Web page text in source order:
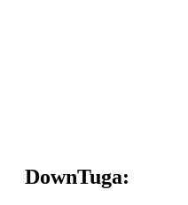
DownTuga: